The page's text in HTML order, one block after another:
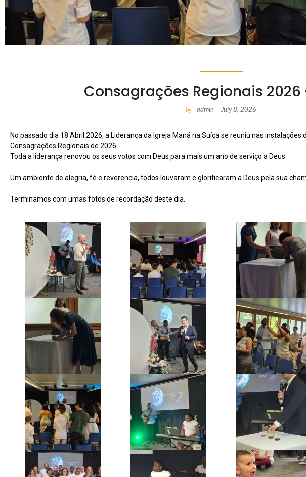
Consagrações Regionais 2026
by admin- July 8, 2026
No passado dia 18 Abril 2026, a Liderança da Igreja Maná na Suíça se reuniu nas
Consagrações Regionais de 2026
Toda a liderança renovou os seus votos com Deus para mais um ano de serviço a Deus
Um ambiente de alegria, fé e reverencia, todos louvaram e glorificaram a Deus pela sua
Terminamos com umas fotos de recordação deste dia.